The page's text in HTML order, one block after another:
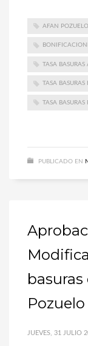
AFAN POZUELO
TASA
TASA
TASA BASURAS
PUBLICADO EN
Pozuelo
JUEVES, 31 JULIO